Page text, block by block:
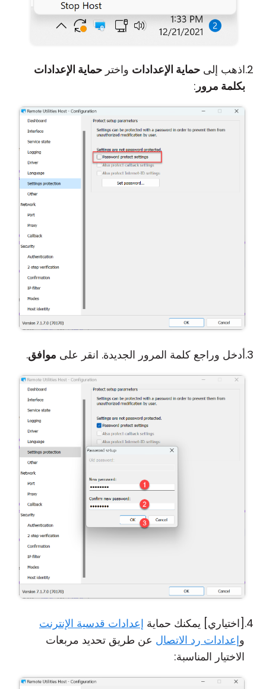
اذهب إلى حماية الإعدادات واختر حماية الإعدادات
بكلمة مرور :
أدخل وراجع كلمة المرور الجديدة. انقر على موافق.
[اختياري] يمكنك حماية إعدادات قدسية الإنترنت
وإعدادات رد الاتصال عن طريق تحديد مربعات
الاختيار المناسبة: